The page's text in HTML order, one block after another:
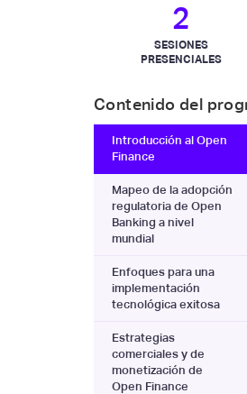
2
SESIONES
PRESENCIALES
Contenido del
Introducción al Open
Finance
Mapeo de la adopción
regulatoria de Open
Banking a nivel
mundial
Enfoques para una
implementación
tecnológica exitosa
Estrategias
comerciales y de
monetización de
Open Finance